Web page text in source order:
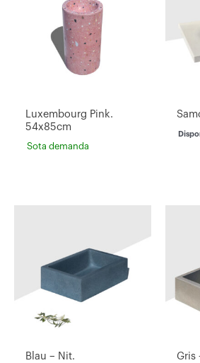
Sota demanda
Luxembourg Pink.
54x85cm
Blau – Nit.
Gris